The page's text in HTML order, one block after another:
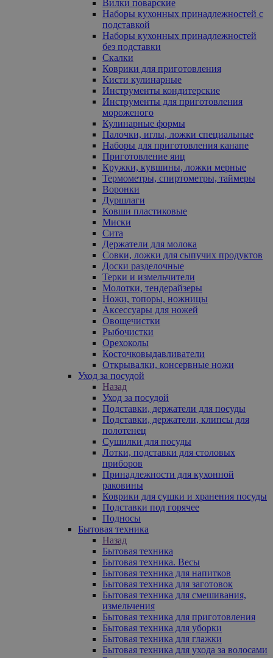
Вилки поварские
Наборы кухонных принадлежностей с
подставкой
Наборы кухонных принадлежностей
без подставки
Скалки
Коврики для приготовления
Кисти кулинарные
Инструменты кондитерские
Инструменты для приготовления
мороженого
Кулинарные формы
Палочки, иглы, ложки специальные
Наборы для приготовления канапе
Приготовление яиц
Кружки, кувшины, ложки мерные
Термометры, спиртометры, таймеры
Воронки
Дуршлаги
Ковши пластиковые
Миски
Сита
Держатели для молока
Совки, ложки для сыпучих продуктов
Доски разделочные
Терки и измельчители
Молотки, тендерайзеры
Ножи, топоры, ножницы
Аксессуары для ножей
Овощечистки
Рыбочистки
Орехоколы
Косточковыдавливатели
Открывалки, консервные ножи
Уход за посудой
Назад
Уход за посудой
Подставки, держатели для посуды
Подставки, держатели, клипсы для
полотенец
Сушилки для посуды
Лотки, подставки для столовых
приборов
Принадлежности для кухонной
раковины
Коврики для сушки и хранения посуды
Подставки под горячее
Подносы
Бытовая техника
Назад
Бытовая техника
Бытовая техника. Весы
Бытовая техника для напитков
Бытовая техника для заготовок
Бытовая техника для смешивания,
измельчения
Бытовая техника для приготовления
Бытовая техника для уборки
Бытовая техника для глажки
Бытовая техника для ухода за волосами